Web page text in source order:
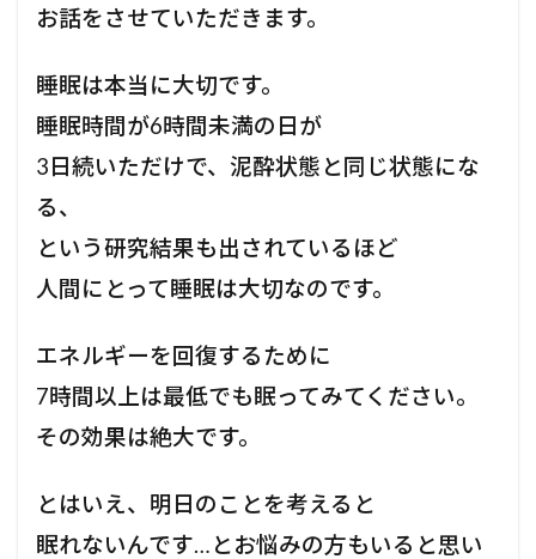
お話をさせていただきます。
睡眠は本当に大切です。
睡眠時間が6時間未満の日が
3日続いただけで、泥酔状態と同じ状態にな
る、
という研究結果も出されているほど
人間にとって睡眠は大切なのです。
エネルギーを回復するために
7時間以上は最低でも眠ってみてください。
その効果は絶大です。
とはいえ、明日のことを考えると
眠れないんです…とお悩みの方もいると思い